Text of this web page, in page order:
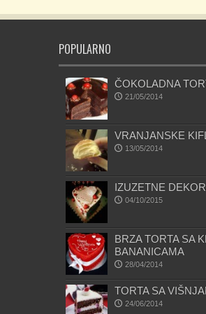
POPULARNO
ČOKOLADNA
21/05/2014
VRANJANSKE
13/05/2014
IZUZETNE
04/10/2015
BRZA TORTA SA
BANANICAMA
28/04/2014
TORTA SA
24/06/2014